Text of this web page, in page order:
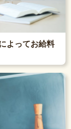
よってお給料